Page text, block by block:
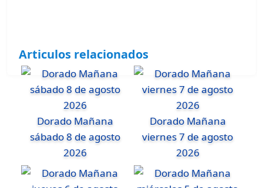
Articulos relacionados
Dorado Mañana
sábado 8 de agosto
2026
Dorado Mañana
viernes 7 de agosto
2026